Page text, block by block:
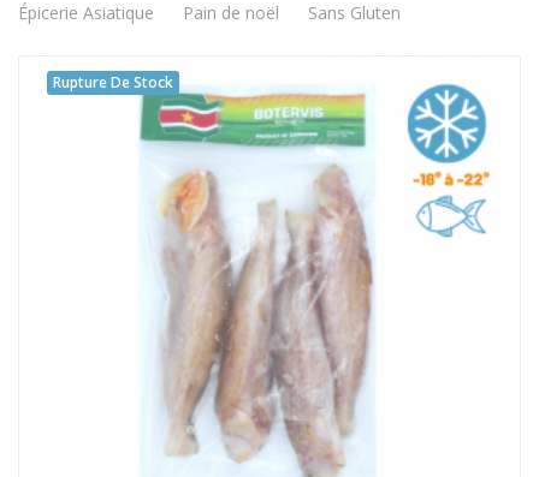
Épicerie Asiatique
Pain de noël Sans Gluten
Rupture De Stock